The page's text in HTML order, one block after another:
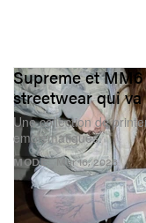
MODE
Supreme et
streetwear qui
Une collection de
emblématiques.
Mar 16, 2026